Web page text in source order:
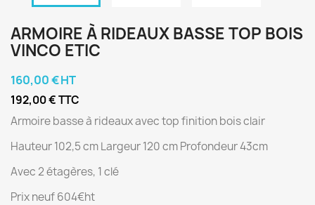
ARMOIRE À RIDEAUX BASSE TOP BOIS
VINCO ETIC
160,00 € HT
192,00 € TTC
Armoire basse à rideaux avec top finition bois clair
Hauteur 102,5 cm Largeur 120 cm Profondeur 43cm
Avec 2 étagères, 1 clé
Prix neuf 604€ht